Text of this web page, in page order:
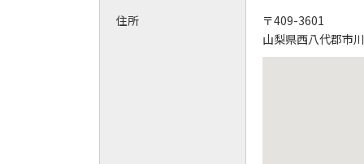
住所
〒409-3601
山梨県西八代郡市